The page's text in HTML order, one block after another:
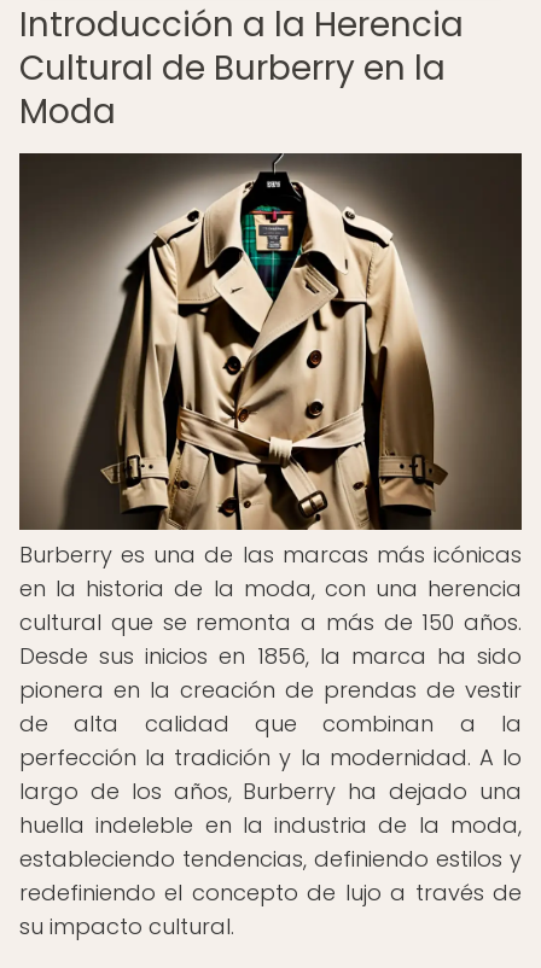
Introducción a la Herencia
Cultural de Burberry en la
Moda
Burberry es una de las marcas más icónicas
en la historia de la moda, con una herencia
cultural que se remonta a más de 150 años.
Desde sus inicios en 1856, la marca ha sido
pionera en la creación de prendas de vestir
de alta calidad que combinan a la
perfección la tradición y la modernidad. A lo
largo de los años, Burberry ha dejado una
huella indeleble en la industria de la moda,
estableciendo tendencias, definiendo estilos y
redefiniendo el concepto de lujo a través de
su impacto cultural.